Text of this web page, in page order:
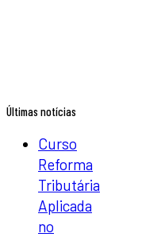
Últimas notícias
Curso
Reforma
Tributária
Aplicada
no